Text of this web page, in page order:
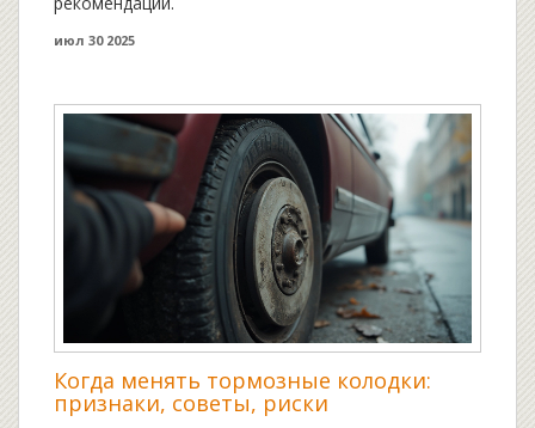
июл 30 2025
Когда менять тормозные колодки:
признаки, советы, риски